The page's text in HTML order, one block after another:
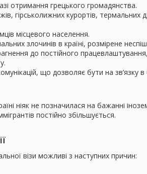
отримання грецького громадянства.
гірськолижних курортів, термальних
місцевого населення.
злочинів в країні, розмірене
до постійного
що дозволяє бути на зв’язку
ніяк не позначилася на бажанні
постійно збільшується.
візи можливі з наступних причин: